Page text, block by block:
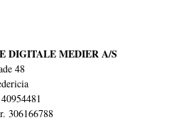
DIGITALE MEDIER A/S
48
306166788